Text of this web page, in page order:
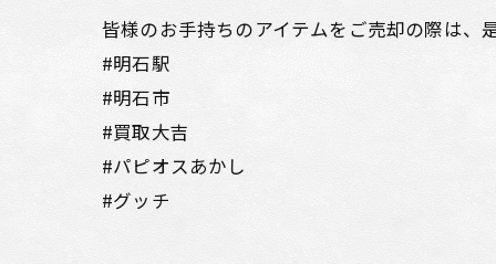
皆様のお手持ちのアイテムをご売却の際は、
#明石駅
#明石市
#買取大吉
#パピオスあかし
#グッチ